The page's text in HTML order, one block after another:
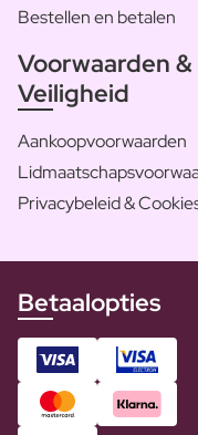
Bestellen en betalen
Voorwaarden &
Veiligheid
Aankoopvoorwaarden
Privacybeleid &
Betaalopties